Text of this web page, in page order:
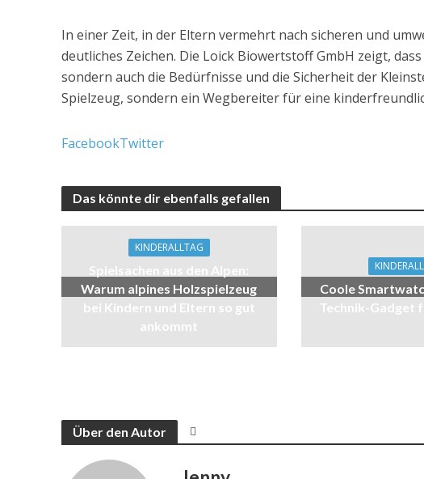
In einer Zeit, in der Eltern vermehrt nach sicheren und
deutliches Zeichen. Die Loick Biowertstoff GmbH zeigt,
sondern auch die Bedürfnisse und die Sicherheit der
Spielzeug, sondern ein Wegbereiter für eine
FacebookTwitter
Das könnte dir ebenfalls gefallen
KINDERALLTAG
Spielsachen aus den Alpen:
Warum alpines Holzspielzeug
bei Kindern und Eltern so gut
ankommt
Coole
Technik-Gadget
Über den Autor